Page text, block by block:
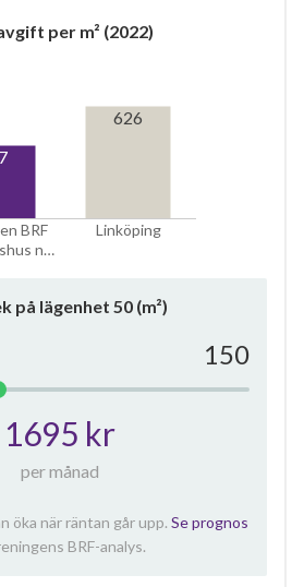
per m² (2022)
BRF
n…
Linköping
626
på lägenhet 50 (m²)
150
1695 kr
per månad
öka när räntan går upp. Se prognos
BRF-analys.